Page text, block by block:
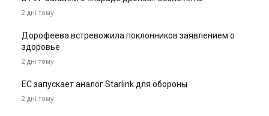
2 дні тому
Дорофеева встревожила поклонников заявлением о
здоровье
2 дні тому
ЕС запускает аналог Starlink для обороны
2 дні тому